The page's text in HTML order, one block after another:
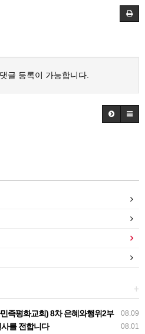
글 등록이 가능합니다.
+
08.09
족평화교회) 8차 은혜와행위2부
08.01
를 전합니다